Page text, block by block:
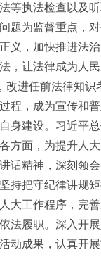
等执法检查以及
题为监督重点，
义，加快推进法
，让法律成为人
改进任前法律知
程，成为宣传和
身建设。习近平
方面，为提升人
话精神，深刻领
持把守纪律讲规
大工作程序，完
法履职。深入开
动成果，认真开